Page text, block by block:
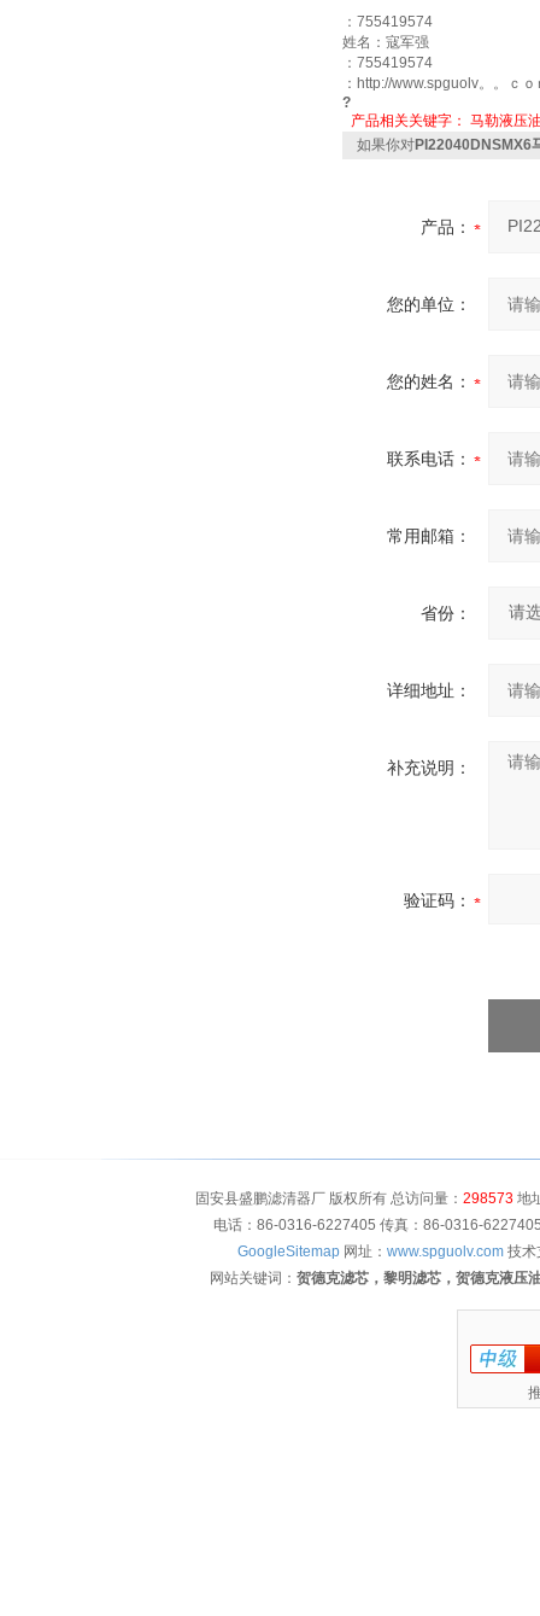
：755419574
姓名：寇军强
：755419574
：http://www.spguolv。。ｃｏ
?
产品相关关键字： 马勒液压
如果你对PI22040DNSMX6
产品：
您的单位：
您的姓名：
联系电话：
常用邮箱：
省份：
详细地址：
补充说明：
验证码：
固安县盛鹏滤清器厂 版权所有 总访问量： 298573地
电话：86-0316-6227405 传真：86-0316-
GoogleSitemap 网址： www.spguolv.com 技术
网站关键词： 贺德克滤芯，黎明滤芯，贺德克液压